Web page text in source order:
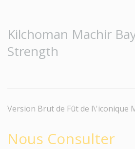
Kilchoman Machir
Strength
Version Brut de Fût de l\'iconique
Nous Consulter